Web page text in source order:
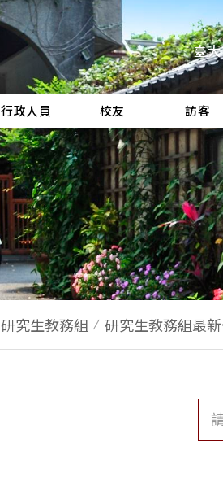
臺
行政人員 校友 訪客
研究生教務組 研究生教務組最